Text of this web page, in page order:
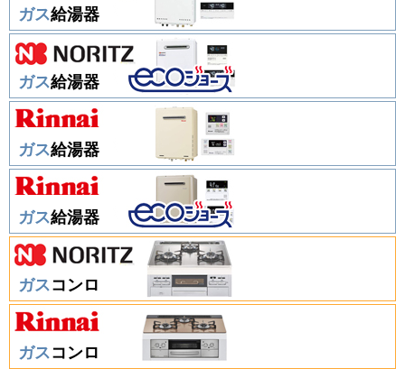
ガス給湯器
ガス給湯器
ガス給湯器
ガス給湯器
ガス コンロ
ガス コンロ